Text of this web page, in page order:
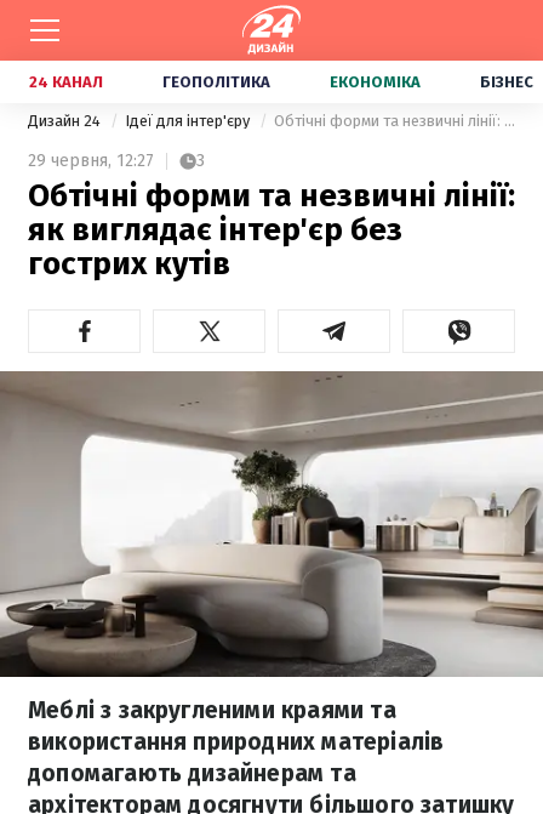
24 КАНАЛ ГЕОПОЛІТИКА ЕКОНОМІКА БІЗНЕС
Дизайн 24 Ідеї для інтер'єру Обтічні форми та незвичні лінії: як виглядає інтер'єр без гострих кутів
29 червня, 12:27 3
Обтічні форми та незвичні лінії:
як виглядає інтер'єр без
гострих кутів
Меблі з закругленими краями та
використання природних матеріалів
допомагають дизайнерам та
архітекторам досягнути більшого затишку